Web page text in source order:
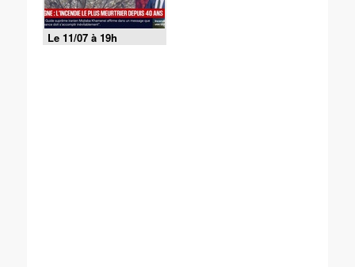
Le 11/07 à 19h